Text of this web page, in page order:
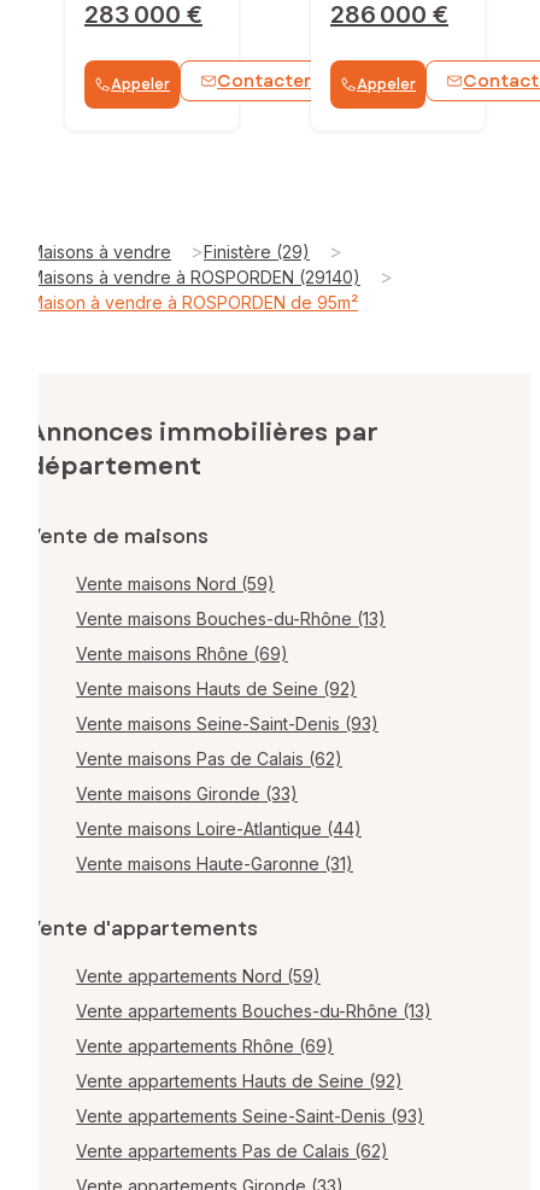
283 000 €
Appeler Contacter WhatsApp
286 000 €
Appeler
Maisons à vendre >Finistère (29) >
Maisons à vendre à ROSPORDEN (29140) >
Maison à vendre à ROSPORDEN de 95m²
Annonces immobilières par
département
Vente de maisons
Vente maisons Nord (59)
Vente maisons Bouches-du-Rhône (13)
Vente maisons Rhône (69)
Vente maisons Hauts de Seine (92)
Vente maisons Seine-Saint-Denis (93)
Vente maisons Pas de Calais (62)
Vente maisons Gironde (33)
Vente maisons Loire-Atlantique (44)
Vente maisons Haute-Garonne (31)
Vente d'appartements
Vente appartements Nord (59)
Vente appartements Bouches-du-Rhône (13)
Vente appartements Rhône (69)
Vente appartements Hauts de Seine (92)
Vente appartements Seine-Saint-Denis (93)
Vente appartements Pas de Calais (62)